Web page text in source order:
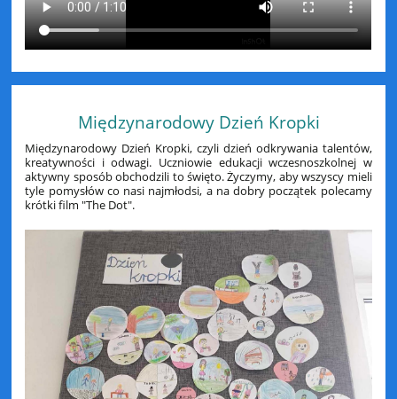
Międzynarodowy Dzień Kropki
Międzynarodowy Dzień Kropki, czyli dzień odkrywania talentów,
kreatywności i odwagi. Uczniowie edukacji wczesnoszkolnej w
aktywny sposób obchodzili to święto. Życzymy, aby wszyscy mieli
tyle pomysłów co nasi najmłodsi, a na dobry początek polecamy
krótki film "The Dot".